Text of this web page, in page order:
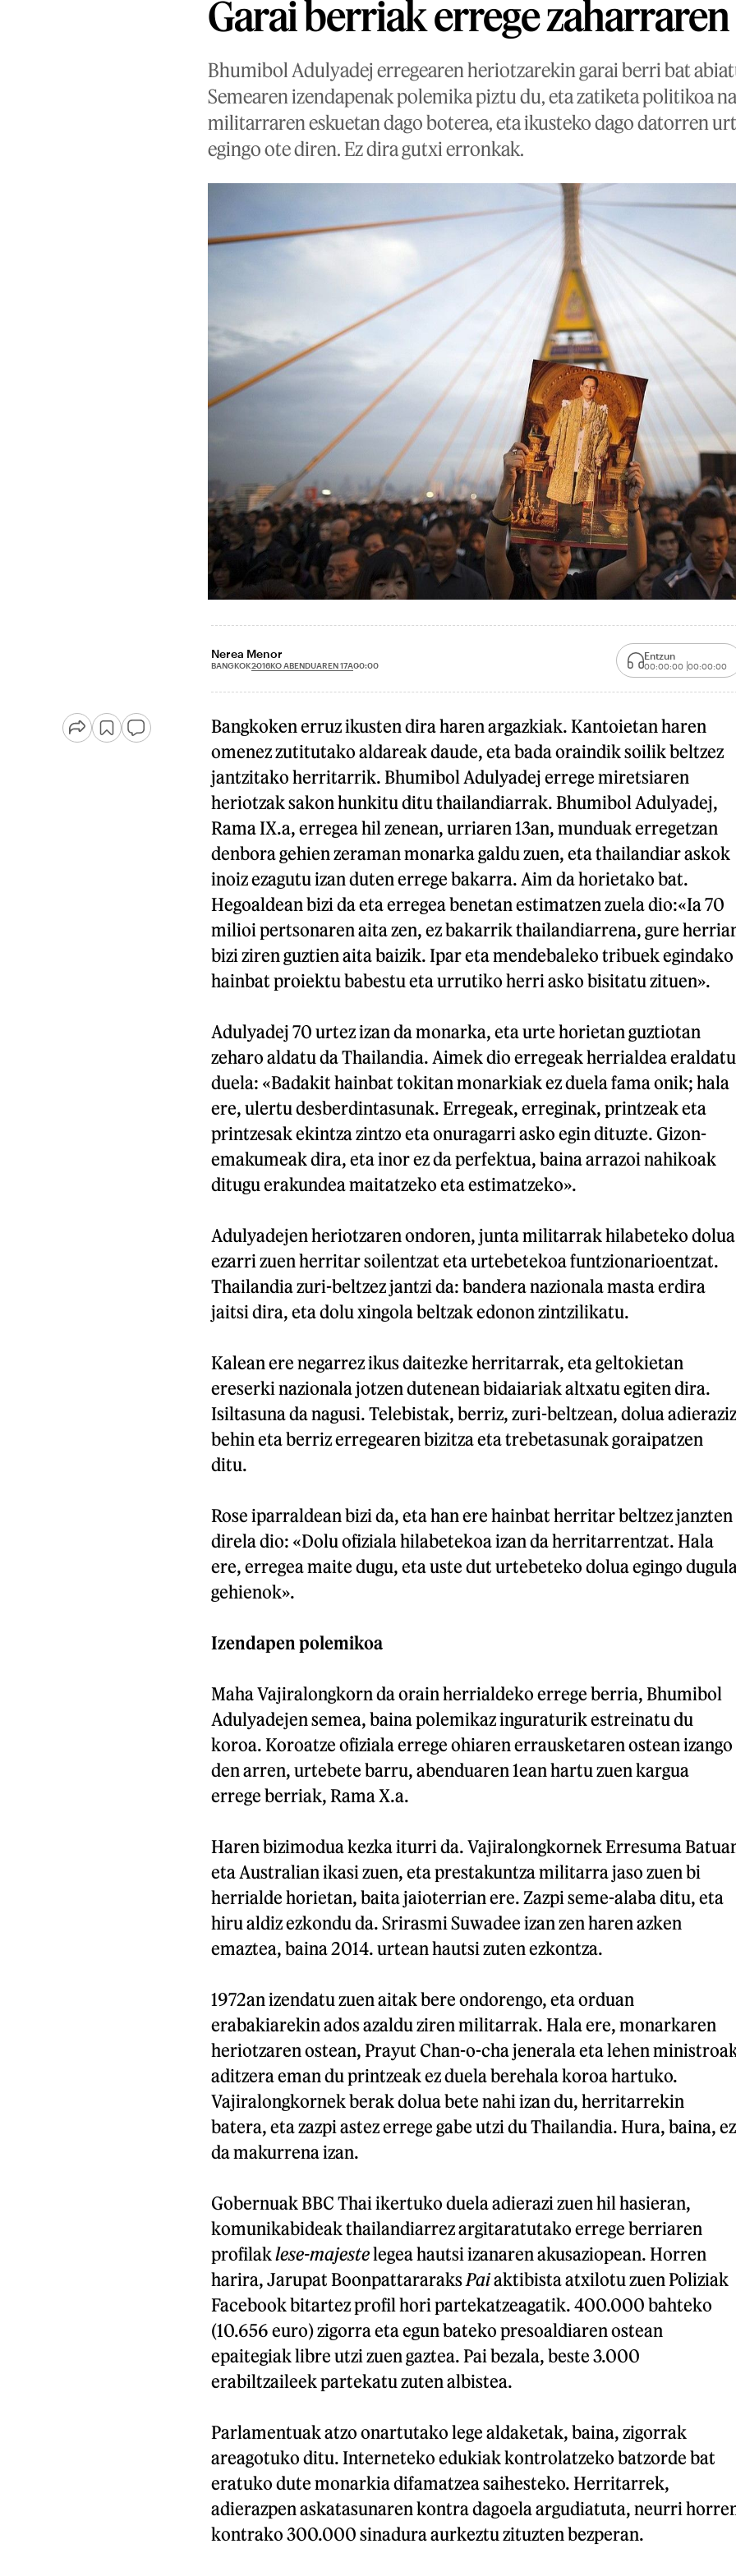
Garai berriak errege
Bhumibol Adulyadej erregearen heriotzarekin garai berri bat
Semearen izendapenak polemika piztu du, eta zatiketa politikoa
militarraren eskuetan dago boterea, eta ikusteko dago datorren
egingo ote diren. Ez dira gutxi erronkak.
Nerea Menor
BANGKOK2016KO ABENDUAREN 17A00:00
Entzun
00:00:00 00:00:00
Bangkoken erruz ikusten dira haren argazkiak. Kantoietan haren
omenez zutitutako aldareak daude, eta bada oraindik soilik beltzez
jantzitako herritarrik. Bhumibol Adulyadej errege miretsiaren
heriotzak sakon hunkitu ditu thailandiarrak. Bhumibol Adulyadej,
Rama IX.a, erregea hil zenean, urriaren 13an, munduak erregetzan
denbora gehien zeraman monarka galdu zuen, eta thailandiar askok
inoiz ezagutu izan duten errege bakarra. Aim da horietako bat.
Hegoaldean bizi da eta erregea benetan estimatzen zuela dio:«Ia 70
milioi pertsonaren aita zen, ez bakarrik thailandiarrena, gure
bizi ziren guztien aita baizik. Ipar eta mendebaleko tribuek egindako
hainbat proiektu babestu eta urrutiko herri asko bisitatu zituen».
Adulyadej 70 urtez izan da monarka, eta urte horietan guztiotan
zeharo aldatu da Thailandia. Aimek dio erregeak herrialdea eraldatu
duela: «Badakit hainbat tokitan monarkiak ez duela fama onik; hala
ere, ulertu desberdintasunak. Erregeak, erreginak, printzeak eta
printzesak ekintza zintzo eta onuragarri asko egin dituzte. Gizon-
emakumeak dira, eta inor ez da perfektua, baina arrazoi nahikoak
ditugu erakundea maitatzeko eta estimatzeko».
Adulyadejen heriotzaren ondoren, junta militarrak hilabeteko dolua
ezarri zuen herritar soilentzat eta urtebetekoa funtzionarioentzat.
Thailandia zuri-beltzez jantzi da: bandera nazionala masta erdira
jaitsi dira, eta dolu xingola beltzak edonon zintzilikatu.
Kalean ere negarrez ikus daitezke herritarrak, eta geltokietan
ereserki nazionala jotzen dutenean bidaiariak altxatu egiten dira.
Isiltasuna da nagusi. Telebistak, berriz, zuri-beltzean, dolua
behin eta berriz erregearen bizitza eta trebetasunak goraipatzen
ditu.
Rose iparraldean bizi da, eta han ere hainbat herritar beltzez janzten
direla dio: «Dolu ofiziala hilabetekoa izan da herritarrentzat. Hala
ere, erregea maite dugu, eta uste dut urtebeteko dolua egingo
gehienok».
Izendapen polemikoa
Maha Vajiralongkorn da orain herrialdeko errege berria, Bhumibol
Adulyadejen semea, baina polemikaz inguraturik estreinatu du
koroa. Koroatze ofiziala errege ohiaren errausketaren ostean izango
den arren, urtebete barru, abenduaren 1ean hartu zuen kargua
errege berriak, Rama X.a.
Haren bizimodua kezka iturri da. Vajiralongkornek Erresuma
eta Australian ikasi zuen, eta prestakuntza militarra jaso zuen bi
herrialde horietan, baita jaioterrian ere. Zazpi seme-alaba ditu, eta
hiru aldiz ezkondu da. Srirasmi Suwadee izan zen haren azken
emaztea, baina 2014. urtean hautsi zuten ezkontza.
1972an izendatu zuen aitak bere ondorengo, eta orduan
erabakiarekin ados azaldu ziren militarrak. Hala ere, monarkaren
heriotzaren ostean, Prayut Chan-o-cha jenerala eta lehen
aditzera eman du printzeak ez duela berehala koroa hartuko.
Vajiralongkornek berak dolua bete nahi izan du, herritarrekin
batera, eta zazpi astez errege gabe utzi du Thailandia. Hura, baina, ez
da makurrena izan.
Gobernuak BBC Thai ikertuko duela adierazi zuen hil hasieran,
komunikabideak thailandiarrez argitaratutako errege berriaren
profilaklese-majestelegea hautsi izanaren akusaziopean. Horren
harira, Jarupat Boonpattararaks Paiaktibista atxilotu zuen Poliziak
Facebook bitartez profil hori partekatzeagatik. 400.000 bahteko
(10.656 euro) zigorra eta egun bateko presoaldiaren ostean
epaitegiak libre utzi zuen gaztea. Pai bezala, beste 3.000
erabiltzaileek partekatu zuten albistea.
Parlamentuak atzo onartutako lege aldaketak, baina, zigorrak
areagotuko ditu. Interneteko edukiak kontrolatzeko batzorde bat
eratuko dute monarkia difamatzea saihesteko. Herritarrek,
adierazpen askatasunaren kontra dagoela argudiatuta, neurri
kontrako 300.000 sinadura aurkeztu zituzten bezperan.